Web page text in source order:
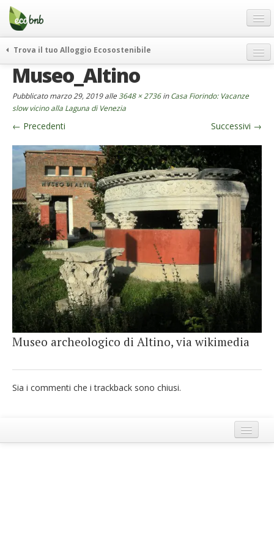
Menu
Salta
contenuto
Offerte Speciali
Regali
FAQ
Chi Siamo
Partner
Contatti
Italiano
German
English
Spanish
French
Italiano
Trova il tuo Alloggio Ecosostenibile
weekend green
curiosità
vivere e viaggiare verde
news ed eventi
ecohotel
rassegna stampa
Museo_Altino
Pubblicatomarzo 29, 2019alle 3648 × 2736inCasa Fiorindo: Vacanze
slow vicino alla Laguna di Venezia
← Precedenti Successivi →
Museo archeologico di Altino, via wikimedia
Sia i commenti che i trackback sono chiusi.